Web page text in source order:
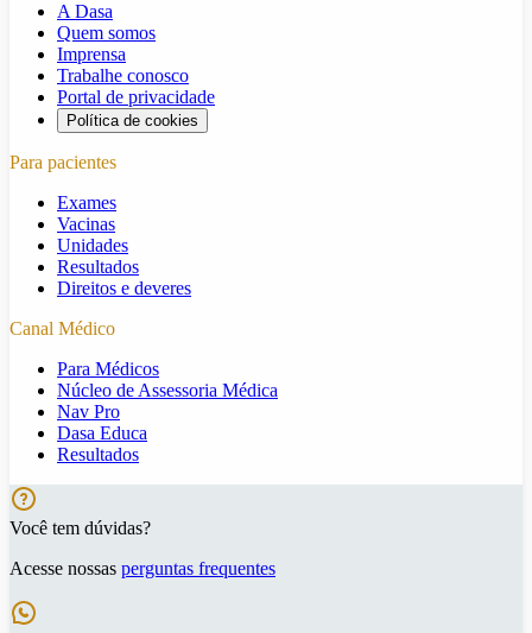
A Dasa
Quem somos
Imprensa
Trabalhe conosco
Portal de privacidade
Política de cookies
Para pacientes
Exames
Vacinas
Unidades
Resultados
Direitos e deveres
Canal Médico
Para Médicos
Núcleo de Assessoria Médica
Nav Pro
Dasa Educa
Resultados
Você tem dúvidas?
Acesse nossas perguntas frequentes